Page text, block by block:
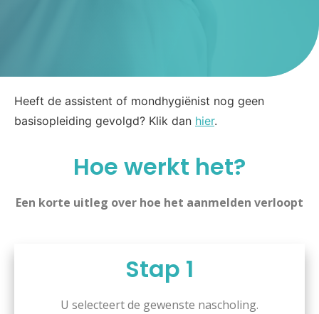
Heeft de assistent of mondhygiënist nog geen
basisopleiding gevolgd? Klik dan hier.
Hoe werkt het?
Een korte uitleg over hoe het aanmelden verloopt
Stap 1
U selecteert de gewenste nascholing.